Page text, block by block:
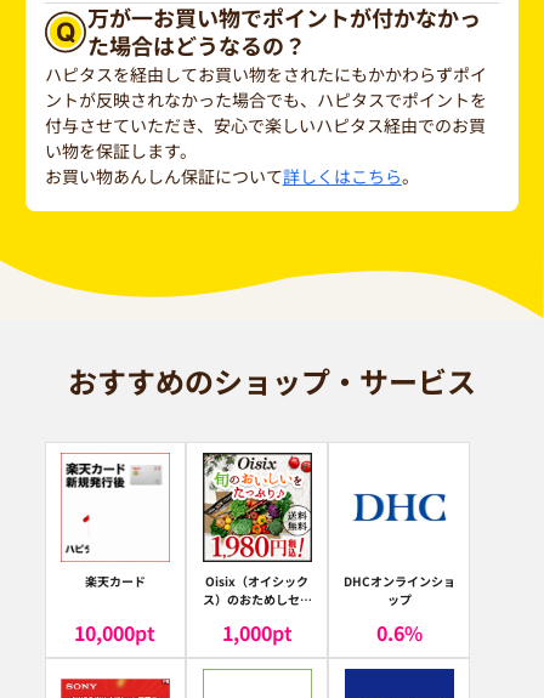
万が一お買い物でポイントが付かなかっ
た場合はどうなるの？
ハピタスを経由してお買い物をされたにもかかわらずポイ
ントが反映されなかった場合でも、ハピタスでポイントを
付与させていただき、安心で楽しいハピタス経由でのお買
い物を保証します。
お買い物あんしん保証について詳しくはこちら。
おすすめのショップ・サービス
楽天カード
10,000pt
Oisix（オイシック
ス）のおためしセッ
1,000pt
DHCオンラインショ
ップ
0.6%